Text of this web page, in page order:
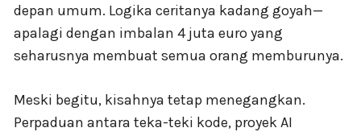
depan umum. Logika ceritanya kadang goyah—
apalagi dengan imbalan 4 juta euro yang
seharusnya membuat semua orang memburunya.
Meski begitu, kisahnya tetap menegangkan.
Perpaduan antara teka-teki kode, proyek AI